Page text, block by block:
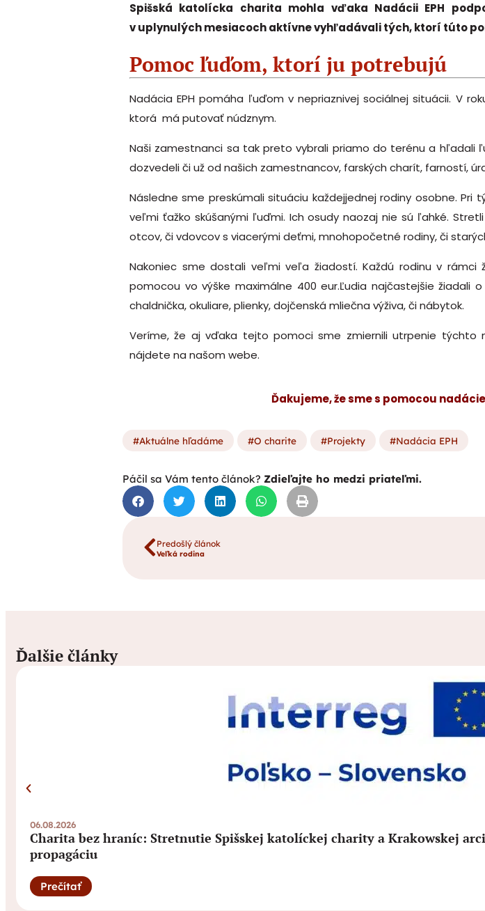
Spišská katolícka charita mohla vďaka Nadácii EPH
v uplynulých mesiacoch aktívne vyhľadávali tých, ktorí túto
Pomoc ľuďom, ktorí ju potrebujú
Nadácia EPH pomáha ľuďom v nepriaznivej sociálnej situácii. V
ktorá má putovať núdznym.
Naši zamestnanci sa tak preto vybrali priamo do terénu a hľadali
dozvedeli či už od našich zamestnancov, farských charít, farností,
Následne sme preskúmali situáciu každejjednej rodiny osobne.
veľmi ťažko skúšanými ľuďmi. Ich osudy naozaj nie sú ľahké.
otcov, či vdovcov s viacerými deťmi, mnohopočetné rodiny, či
Nakoniec sme dostali veľmi veľa žiadostí. Každú rodinu v rámci
pomocou vo výške maximálne 400 eur.Ľudia najčastejšie žiadali
chaldnička, okuliare, plienky, dojčenská mliečna výživa, či nábytok.
Veríme, že aj vďaka tejto pomoci sme zmiernili utrpenie týchto
nájdete na našom webe.
Ďakujeme, že sme s pomocou
Aktuálne hľadáme O charite Projekty Nadácia EPH
Páčil sa Vám tento článok? Zdieľajte ho medzi priateľmi.
Predošlý článok
Veľká rodina
Ďalšie články
06.08.2026
Charita bez hraníc: Stretnutie Spišskej katolíckej charity a Krakowskej
propagáciu
Prečítať